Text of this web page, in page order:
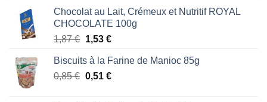
initial
était :
1,87 €.
actuel
est :
1,53 €.
Chocolat au Lait, Crémeux et Nutritif ROYAL
CHOCOLATE 100g
1,87€ Le
initial
était :
1,53 €Le
actuel
est :
Biscuits à la Farine de Manioc 85g
0,85€ Le
0,51 €Le